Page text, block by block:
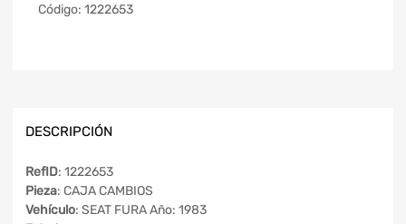
Código: 1222653
DESCRIPCIÓN
RefID: 1222653
Pieza: CAJA CAMBIOS
Vehículo: SEAT FURA Año: 1983